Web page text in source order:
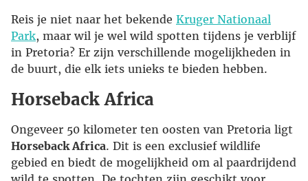
Reis je niet naar het bekende Kruger Nationaal
Park, maar wil je wel wild spotten tijdens je verblijf
in Pretoria? Er zijn verschillende mogelijkheden in
de buurt, die elk iets unieks te bieden hebben.
Horseback Africa
Ongeveer 50 kilometer ten oosten van Pretoria ligt
Horseback Africa. Dit is een exclusief wildlife
gebied en biedt de mogelijkheid om al paardrijdend